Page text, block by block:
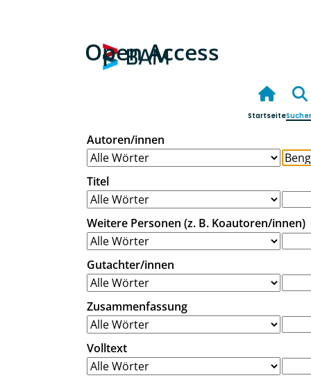
Open Access
Startseite
Autoren/innen
Titel
Weitere Personen (z. B. Koautoren/innen)
Gutachter/innen
Zusammenfassung
Volltext